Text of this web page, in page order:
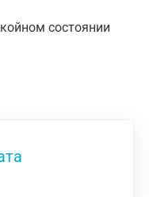
состоянии